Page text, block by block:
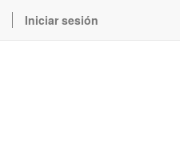
Iniciar sesión